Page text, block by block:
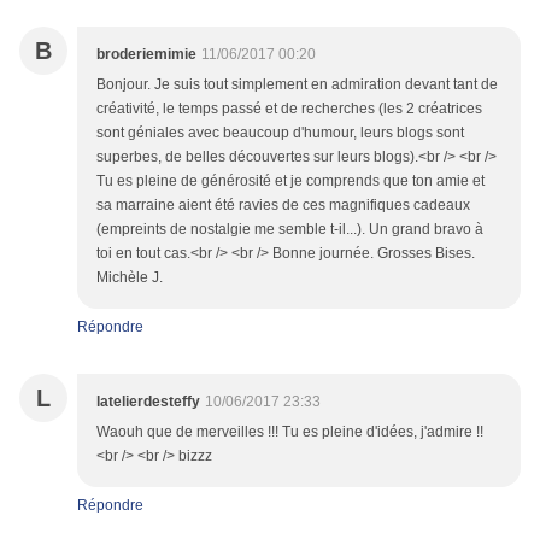
B broderiemimie 11/06/2017 00:20
Bonjour. Je suis tout simplement en admiration devant tant de
créativité, le temps passé et de recherches (les 2 créatrices
sont géniales avec beaucoup d'humour, leurs blogs sont
superbes, de belles découvertes sur leurs blogs).<br /> <br />
Tu es pleine de générosité et je comprends que ton amie et
sa marraine aient été ravies de ces magnifiques cadeaux
(empreints de nostalgie me semble t-il...). Un grand bravo à
toi en tout cas.<br /> <br /> Bonne journée. Grosses Bises.
Michèle J.
Répondre
L latelierdesteffy 10/06/2017 23:33
Waouh que de merveilles !!! Tu es pleine d'idées, j'admire !!
<br /> <br /> bizzz
Répondre